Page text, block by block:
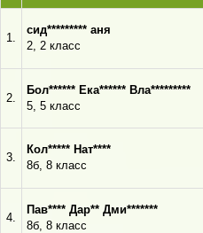
1.
сид********* аня
2, 2 класс
2.
Бол****** Ека****** Вла*********
5, 5 класс
3.
Кол***** Нат****
8б, 8 класс
4.
Пав**** Дар** Дми*******
8б, 8 класс